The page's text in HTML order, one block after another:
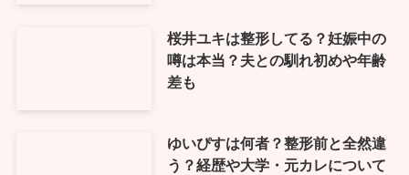
桜井ユキは整形してる？妊娠中の
噂は本当？夫との馴れ初めや年齢
差も
ゆいぴすは何者？整形前と全然違
う？経歴や大学・元カレについて